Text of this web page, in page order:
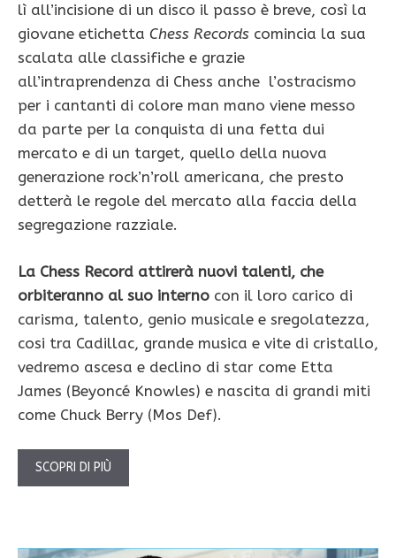
lì all’incisione di un disco il passo è breve, così la
giovane etichetta Chess Records comincia la sua
scalata alle classifiche e grazie
all’intraprendenza di Chess anche l’ostracismo
per i cantanti di colore man mano viene messo
da parte per la conquista di una fetta dui
mercato e di un target, quello della nuova
generazione rock’n’roll americana, che presto
detterà le regole del mercato alla faccia della
segregazione razziale.
La Chess Record attirerà nuovi talenti, che
orbiteranno al suo interno con il loro carico di
carisma, talento, genio musicale e sregolatezza,
cosi tra Cadillac, grande musica e vite di cristallo,
vedremo ascesa e declino di star come Etta
James (Beyoncé Knowles) e nascita di grandi miti
come Chuck Berry (Mos Def).
SCOPRI DI PIÙ